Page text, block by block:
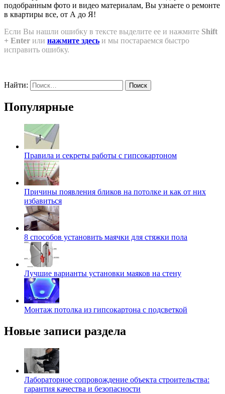
подобранным фото и видео материалам, Вы узнаете о ремонте
в квартиры все, от А до Я!
Если Вы нашли ошибку в тексте выделите ее и нажмите Shift
+ Enter или нажмите здесь и мы постараемся быстро
исправить ошибку.
Найти:
Популярные
Правила и секреты работы с гипсокартоном
Причины появления бликов на потолке и как от них
избавиться
8 способов установить маячки для стяжки пола
Лучшие варианты установки маяков на стену
Монтаж потолка из гипсокартона с подсветкой
Новые записи раздела
Лабораторное сопровождение объекта строительства:
гарантия качества и безопасности